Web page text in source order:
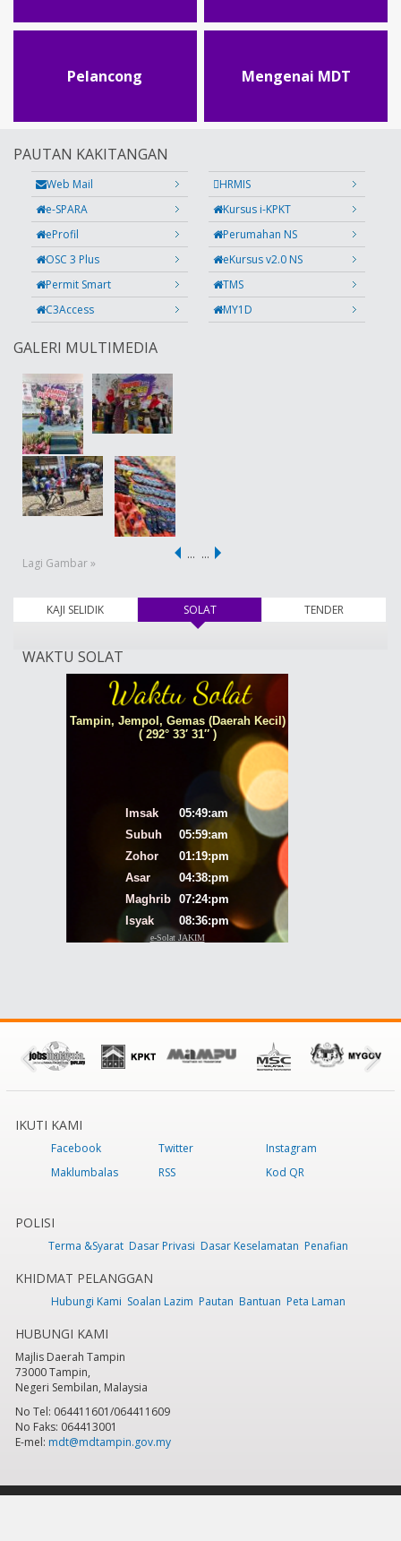
Pelancong Mengenai MDT
PAUTAN KAKITANGAN
Web Mail
HRMIS
e-SPARA
Kursus i-KPKT
eProfil
Perumahan NS
OSC 3 Plus
eKursus v2.0 NS
Permit Smart
TMS
C3Access
MY1D
GALERI MULTIMEDIA
Lagi Gambar »
… …
KAJI SELIDIK SOLAT(tab aktif) TENDER
WAKTU SOLAT
IKUTI KAMI
Facebook Twitter
Instagram
Maklumbalas
RSS Kod QR
POLISI
Terma &Syarat Dasar Privasi Dasar Keselamatan Penafian
KHIDMAT PELANGGAN
Hubungi Kami Soalan Lazim Pautan Bantuan Peta Laman
HUBUNGI KAMI
Majlis Daerah Tampin
73000 Tampin,
Negeri Sembilan, Malaysia
No Tel: 064411601/064411609
No Faks: 064413001
E-mel: mdt@mdtampin.gov.my